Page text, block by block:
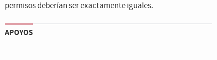
permisos deberían ser exactamente iguales.
APOYOS